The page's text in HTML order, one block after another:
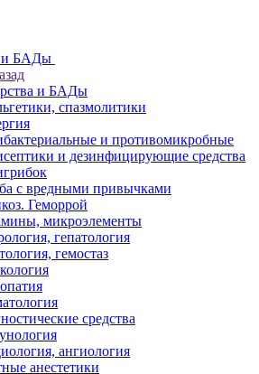
и БАДы
и БАДы
спазмолитики
и противомикробные
и дезинфицирующие средства
с вредными привычками
Геморрой
микроэлементы
гепатология
гемостаз
средства
ангиология
анестетики